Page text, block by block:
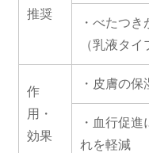
推奨
・べたつ
（乳液タ
作
用・
効果
・皮膚の
・血行促
れを軽減